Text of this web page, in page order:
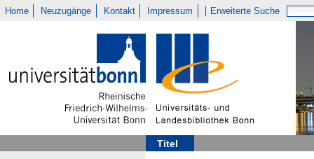
Home Neuzugänge Kontakt Impressum Erweiterte Suche
Titel